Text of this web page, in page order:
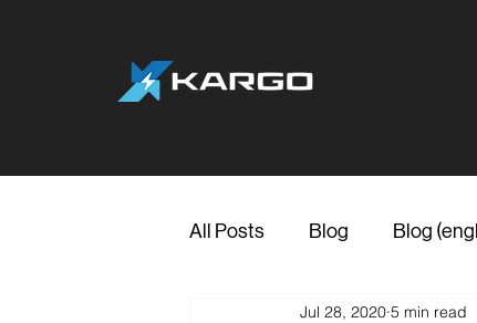
All Posts Blog Blog
Jul 28, 2020 5 min read